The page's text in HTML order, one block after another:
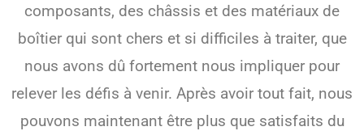
composants, des châssis et des matériaux de
boîtier qui sont chers et si difficiles à traiter, que
nous avons dû fortement nous impliquer pour
relever les défis à venir. Après avoir tout fait, nous
pouvons maintenant être plus que satisfaits du